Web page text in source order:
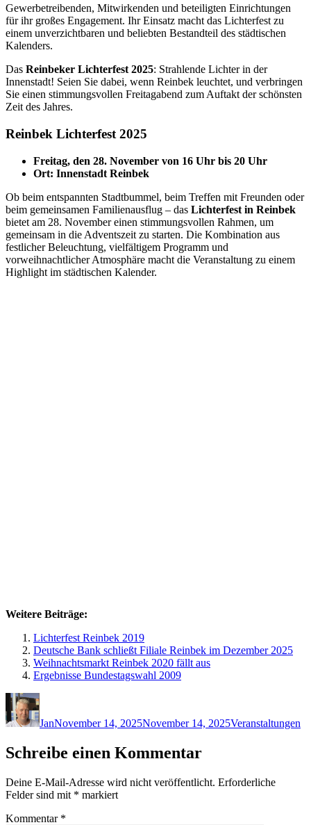
Gewerbetreibenden, Mitwirkenden und beteiligten Einrichtungen
für ihr großes Engagement. Ihr Einsatz macht das Lichterfest zu
einem unverzichtbaren und beliebten Bestandteil des städtischen
Kalenders.
Das Reinbeker Lichterfest 2025: Strahlende Lichter in der
Innenstadt! Seien Sie dabei, wenn Reinbek leuchtet, und verbringen
Sie einen stimmungsvollen Freitagabend zum Auftakt der schönsten
Zeit des Jahres.
Reinbek Lichterfest 2025
Freitag, den 28. November von 16 Uhr bis 20 Uhr
Ort: Innenstadt Reinbek
Ob beim entspannten Stadtbummel, beim Treffen mit Freunden oder
beim gemeinsamen Familienausflug – das Lichterfest in Reinbek
bietet am 28. November einen stimmungsvollen Rahmen, um
gemeinsam in die Adventszeit zu starten. Die Kombination aus
festlicher Beleuchtung, vielfältigem Programm und
vorweihnachtlicher Atmosphäre macht die Veranstaltung zu einem
Highlight im städtischen Kalender.
Weitere Beiträge:
Lichterfest Reinbek 2019
Deutsche Bank schließt Filiale Reinbek im Dezember 2025
Weihnachtsmarkt Reinbek 2020 fällt aus
Ergebnisse Bundestagswahl 2009
Autor
JanNovember 14, 2025November 14, 2025Veranstaltungen
Schreibe einen Kommentar
Deine E-Mail-Adresse wird nicht veröffentlicht. Erforderliche
Felder sind mit * markiert
Kommentar *